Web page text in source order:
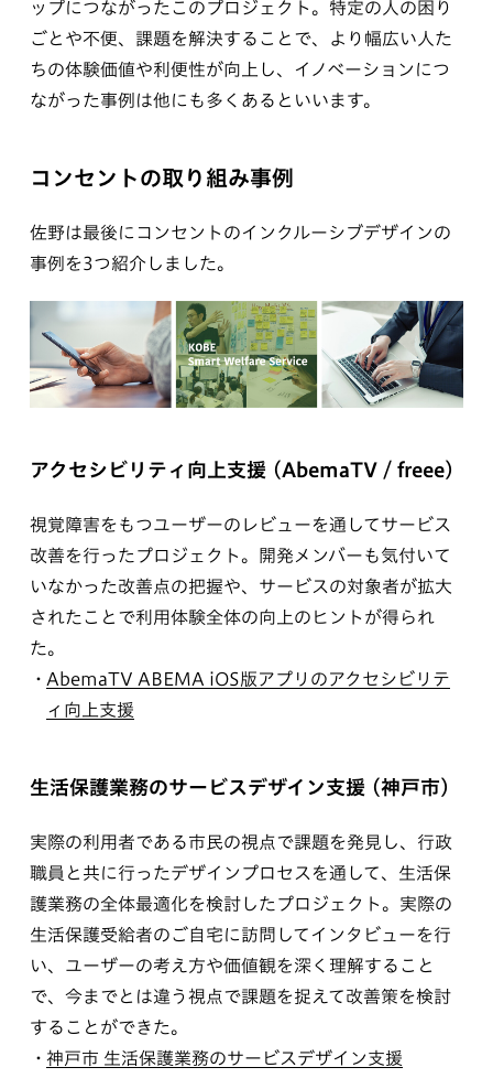
ップにつながったこのプロジェクト。特定の人の困り
ごとや不便、課題を解決することで、より幅広い人た
ちの体験価値や利便性が向上し、イノベーションにつ
ながった事例は他にも多くあるといいます。
コンセントの取り組み事例
佐野は最後にコンセントのインクルーシブデザインの
事例を3つ紹介しました。
アクセシビリティ向上支援 (AbemaTV / freee)
視覚障害をもつユーザーのレビューを通してサービス
改善を行ったプロジェクト。開発メンバーも気付いて
いなかった改善点の把握や、サービスの対象者が拡大
されたことで利用体験全体の向上のヒントが得られ
た。
AbemaTV ABEMA iOS版アプリのアクセシビリテ
ィ向上支援
生活保護業務のサービスデザイン支援 (神戸市)
実際の利用者である市民の視点で課題を発見し、行政
職員と共に行ったデザインプロセスを通して、生活保
護業務の全体最適化を検討したプロジェクト。実際の
生活保護受給者のご自宅に訪問してインタビューを行
い、ユーザーの考え方や価値観を深く理解すること
で、今までとは違う視点で課題を捉えて改善策を検討
することができた。
神戸市 生活保護業務のサービスデザイン支援